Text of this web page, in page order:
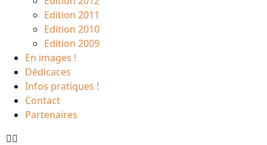
Edition 2011
Edition 2010
Edition 2009
En images !
Dédicaces
Infos pratiques !
Contact
Partenaires